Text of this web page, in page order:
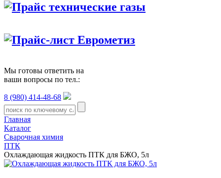
Прайс технические газы
Прайс-лист Еврометиз
Мы готовы ответить на
ваши вопросы по тел.:
8 (980) 414-48-68
Главная
Каталог
Сварочная химия
ПТК
Охлаждающая жидкость ПТК для БЖО, 5л